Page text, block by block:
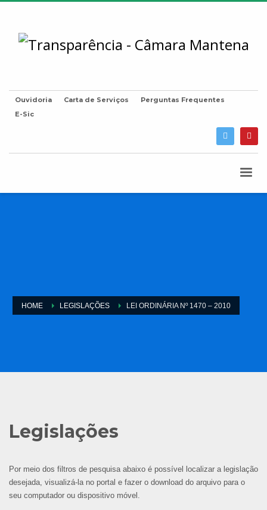
Ouvidoria Carta de Serviços
Perguntas Frequentes
E-Sic
HOME LEGISLAÇÕES LEI ORDINÁRIA Nº 1470 – 2010
Legislações
Por meio dos filtros de pesquisa abaixo é possível localizar a legislação
desejada, visualizá-la no portal e fazer o download do arquivo para o
seu computador ou dispositivo móvel.